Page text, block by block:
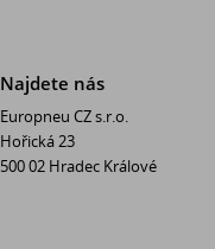
Najdete nás
Europneu CZ s.r.o.
Hořická 23
500 02 Hradec Králové